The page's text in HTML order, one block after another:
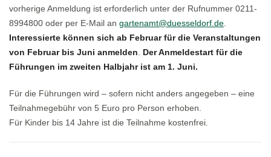
vorherige Anmeldung ist erforderlich unter der Rufnummer 0211-
8994800 oder per E-Mail an gartenamt@duesseldorf.de
Interessierte können sich ab Februar für die Veranstaltungen
von Februar bis Juni anmelden
Der Anmeldestart für die
Führungen im zweiten Halbjahr ist am 1. Juni.
Für die Führungen wird – sofern nicht anders angegeben – eine
Teilnahmegebühr von 5 Euro pro Person erhoben.
Für Kinder bis 14 Jahre ist die Teilnahme kostenfrei.